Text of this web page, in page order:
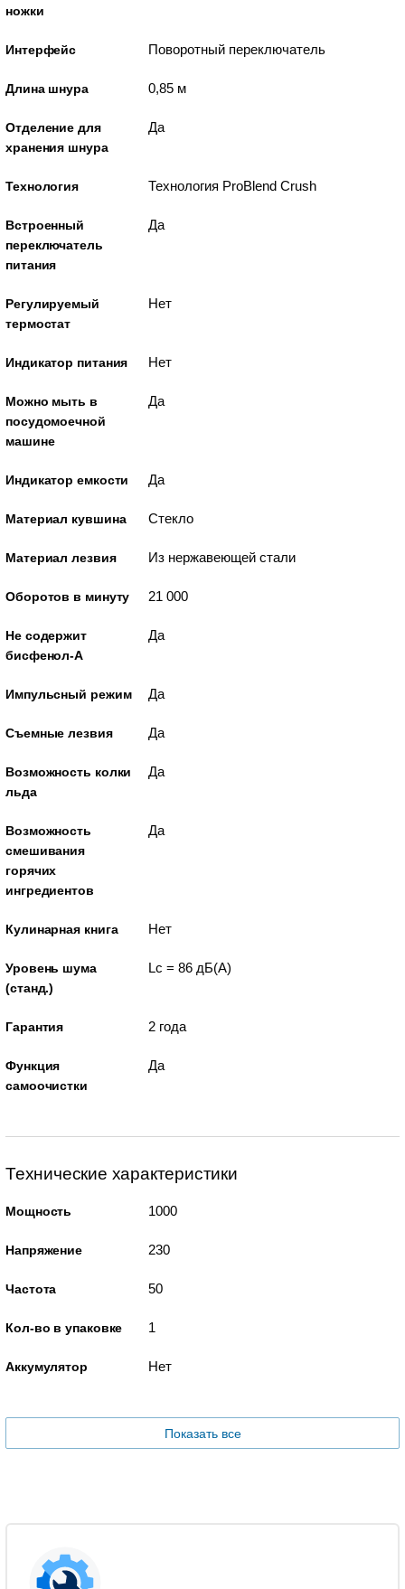
ножки
Интерфейс Поворотный переключатель
Длина шнура 0,85 м
Отделение для
хранения шнура
Да
Технология Технология ProBlend Crush
Встроенный
переключатель
питания
Да
Регулируемый
термостат
Нет
Индикатор питания Нет
Можно мыть в
посудомоечной
машине
Да
Индикатор емкости Да
Материал кувшина Стекло
Материал лезвия Из нержавеющей стали
Оборотов в минуту 21 000
Не содержит
бисфенол-А
Да
Импульсный режим Да
Съемные лезвия Да
Возможность колки
льда
Да
Возможность
смешивания
горячих
ингредиентов
Да
Кулинарная книга Нет
Уровень шума
(станд.)
Lc = 86 дБ(А)
Гарантия 2 года
Функция
самоочистки
Да
Технические характеристики
Мощность 1000
Напряжение 230
Частота 50
Кол-во в упаковке 1
Аккумулятор Нет
Показать все